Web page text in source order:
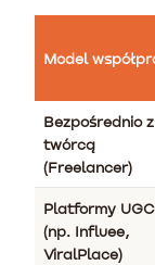
Model
Bezpośrednio z
twórcą
(Freelancer)
Platformy UGC
(np. Influee,
ViralPlace)